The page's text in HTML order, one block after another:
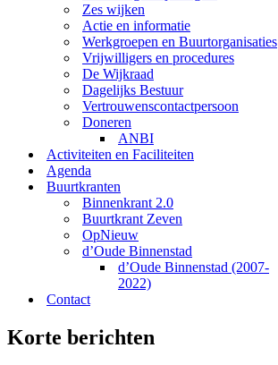
Zes wijken
Actie en informatie
Werkgroepen en Buurtorganisaties
Vrijwilligers en procedures
De Wijkraad
Dagelijks Bestuur
Vertrouwenscontactpersoon
Doneren
ANBI
Activiteiten en Faciliteiten
Agenda
Buurtkranten
Binnenkrant 2.0
Buurtkrant Zeven
OpNieuw
d’Oude Binnenstad
d’Oude Binnenstad (2007-
2022)
Contact
Korte berichten